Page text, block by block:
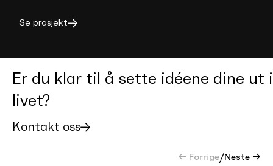
Se prosjekt
Er du klar til å sette idéene dine ut i
livet?
Kontakt oss
← Forrige/Neste →